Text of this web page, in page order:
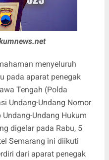
menyeluruh
pada aparat penegak
Tengah (Polda
Undang-Undang Nomor
Undang Hukum
digelar pada Rabu, 5
Semarang ini diikuti
dari aparat penegak